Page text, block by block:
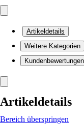
Artikeldetails
Weitere Kategorien
Kundenbewertungen
Artikeldetails
Bereich überspringen